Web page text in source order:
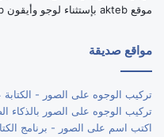
موقع akteb بإستثناء لوجو وأيقون akteb.
مواقع صديقة
تركيب الوجوه على الصور -
تركيب الوجوه على الصور بالذكاء
اكتب اسم على الصور - برنامج